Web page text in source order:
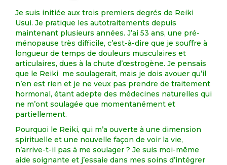
Je suis initiée aux trois premiers degrés de Reiki
Usui. Je pratique les autotraitements depuis
maintenant plusieurs années. J’ai 53 ans, une pré-
ménopause très difficile, c’est-à-dire que je souffre à
longueur de temps de douleurs musculaires et
articulaires, dues à la chute d’œstrogène. Je pensais
que le Reiki me soulagerait, mais je dois avouer qu’il
n’en est rien et je ne veux pas prendre de traitement
hormonal, étant adepte des médecines naturelles qui
ne m’ont soulagée que momentanément et
partiellement.
Pourquoi le Reiki, qui m’a ouverte à une dimension
spirituelle et une nouvelle façon de voir la vie,
n’arrive-t-il pas à me soulager ? Je suis moi-même
aide soignante et j’essaie dans mes soins d’intégrer